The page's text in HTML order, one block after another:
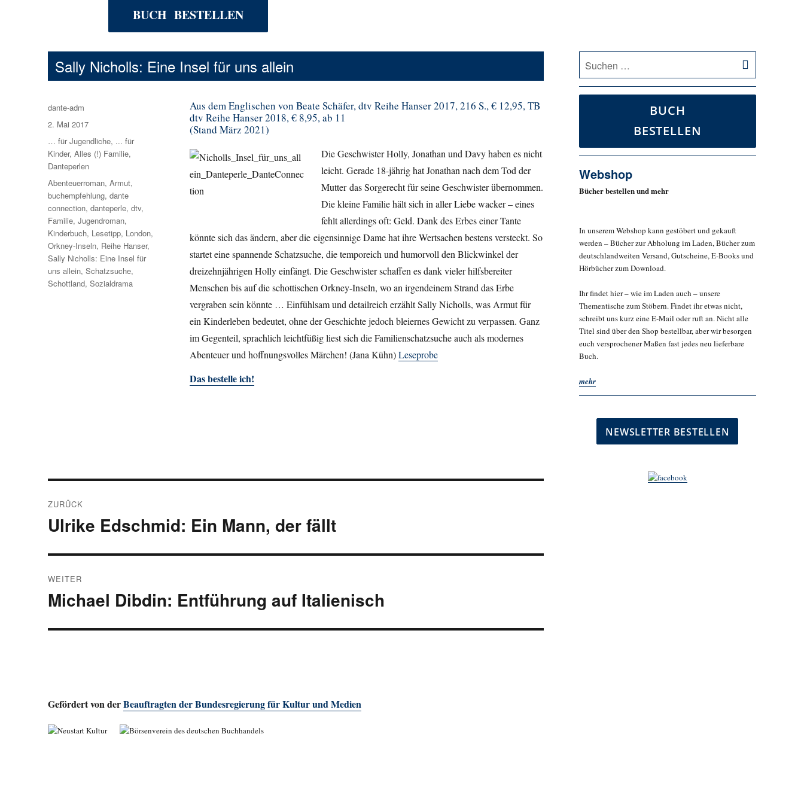
BUCH BESTELLEN
Sally Nicholls: Eine Insel für uns allein
Aus dem Englischen von Beate Schäfer, dtv Reihe Hanser 2017, 216 S., € 12,95, TB
dtv Reihe Hanser 2018, € 8,95, ab 11
(Stand März 2021)
Die Geschwister Holly, Jonathan und Davy haben es nicht
leicht. Gerade 18-jährig hat Jonathan nach dem Tod der
Mutter das Sorgerecht für seine Geschwister übernommen.
Die kleine Familie hält sich in aller Liebe wacker – eines
fehlt allerdings oft: Geld. Dank des Erbes einer Tante
könnte sich das ändern, aber die eigensinnige Dame hat ihre Wertsachen bestens versteckt. So
startet eine spannende Schatzsuche, die temporeich und humorvoll den Blickwinkel der
dreizehnjährigen Holly einfängt. Die Geschwister schaffen es dank vieler hilfsbereiter
Menschen bis auf die schottischen Orkney-Inseln, wo an irgendeinem Strand das Erbe
vergraben sein könnte … Einfühlsam und detailreich erzählt Sally Nicholls, was Armut für
ein Kinderleben bedeutet, ohne der Geschichte jedoch bleiernes Gewicht zu verpassen. Ganz
im Gegenteil, sprachlich leichtfüßig liest sich die Familienschatzsuche auch als modernes
Abenteuer und hoffnungsvolles Märchen! (Jana Kühn)Leseprobe
Das bestelle ich!
Autor
dante-adm
Veröffentlicht
am
2. Mai 2017
Kategorien
… für Jugendliche, ... für
Kinder,Alles (!) Familie,
Danteperlen
Schlagwörter
Abenteuerroman,Armut,
buchempfehlung,dante
connection,danteperle,dtv,
Familie,Jugendroman,
Kinderbuch, Lesetipp, London,
Orkney-Inseln, Reihe Hanser,
Sally Nicholls: Eine Insel für
uns allein,Schatzsuche,
Schottland,Sozialdrama
ZURÜCK
Vorheriger
Ulrike Edschmid: Ein Mann, der fällt
WEITER
Nächster
Michael Dibdin: Entführung auf Italienisch
Gefördert von derBeauftragten der Bundesregierung für Kultur und Medien
nach:
BUCH
BESTELLEN
Webshop
Bücher bestellen und mehr
In unserem Webshop kann gestöbert und gekauft
werden – Bücher zur Abholung im Laden, Bücher zum
deutschlandweiten Versand, Gutscheine, E-Books und
Hörbücher zum Download.
Ihr findet hier – wie im Laden auch – unsere
Thementische zum Stöbern. Findet ihr etwas nicht,
schreibt uns kurz eine E-Mail oder ruft an. Nicht alle
Titel sind über den Shop bestellbar, aber wir besorgen
euch versprochener Maßen fast jedes neu lieferbare
Buch.
mehr